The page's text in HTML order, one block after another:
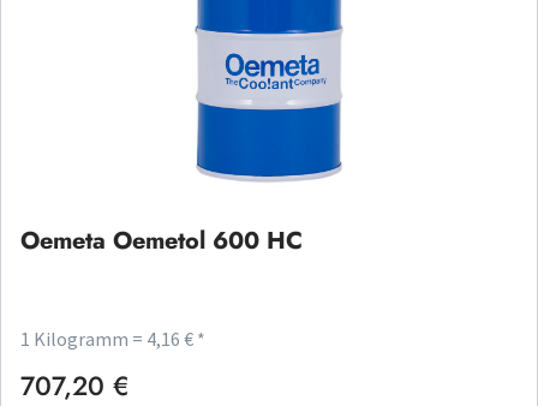
Oemeta Oemetol 600 HC
1 Kilogramm = 4,16 € *
Regulärer Preis:
707,20 €